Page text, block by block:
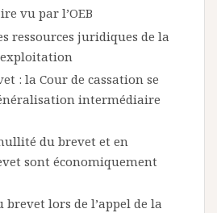
vu par l’OEB
ressources juridiques de la
: la Cour de cassation se
intermédiaire
du brevet et en
sont économiquement
lors de l’appel de la